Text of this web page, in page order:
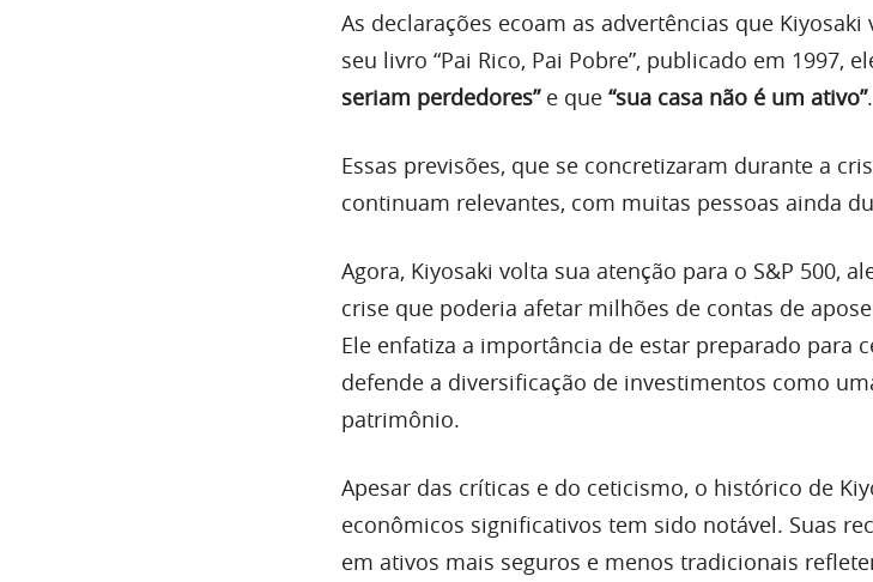
As declarações ecoam as advertências que Kiyosaki
seu livro “Pai Rico, Pai Pobre”, publicado em 1997,
seriam perdedores”e que “sua casa não é um ativo”.
Essas previsões, que se concretizaram durante a
continuam relevantes, com muitas pessoas ainda
Agora, Kiyosaki volta sua atenção para o S&P 500,
crise que poderia afetar milhões de contas de
Ele enfatiza a importância de estar preparado para
defende a diversificação de investimentos como
patrimônio.
Apesar das críticas e do ceticismo, o histórico de
econômicos significativos tem sido notável. Suas
em ativos mais seguros e menos tradicionais